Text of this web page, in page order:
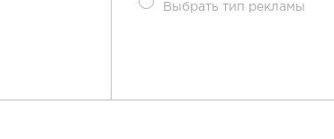
Выбрать тип рекламы